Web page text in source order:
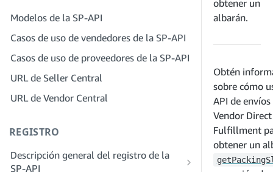
Paso 7: Registra tu aplicación de
producción
Paso 9: Prueba tu aplicación
Paso 10: Incluye tu solicitud
Paso 5: Solicita roles en Seller Central
Paso 6: Invita a los empleados a tu
cuenta
Paso 7: Conéctate con los vendedores
Paso 8. Incluye tu servicio en la red de
Modelos de la SP-API
Casos de uso de vendedores de la SP-API
Casos de uso de proveedores de la SP-API
URL de Seller Central
URL de Vendor Central
REGISTRO
Descripción general del registro de la
SP-API
obtener un
albarán.
Obtén
sobre cómo
API de envíos
Vendor Direct
Fulfillment
obtener un